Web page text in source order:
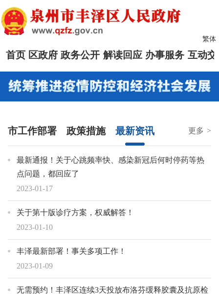
繁体
首页 区政府 政务公开 解读回应 办事服务 互动交
更多 >
市工作部署 政策措施 最新资讯
2023-01-17
最新通报！关于心跳频率快、感染新冠后何时停药等热
点问题，都回应了
2023-01-10
关于第十版诊疗方案，权威解答！
2023-01-09
丰泽最新部署！事关多项工作！
无需预约！丰泽区连续3天投放布洛芬缓释胶囊及抗原检